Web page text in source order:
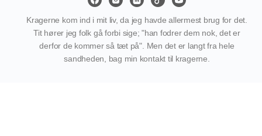
Kragerne kom ind i mit liv, da jeg havde allermest brug for det.
Tit hører jeg folk gå forbi sige; "han fodrer dem nok, det er
derfor de kommer så tæt på". Men det er langt fra hele
sandheden, bag min kontakt til kragerne.